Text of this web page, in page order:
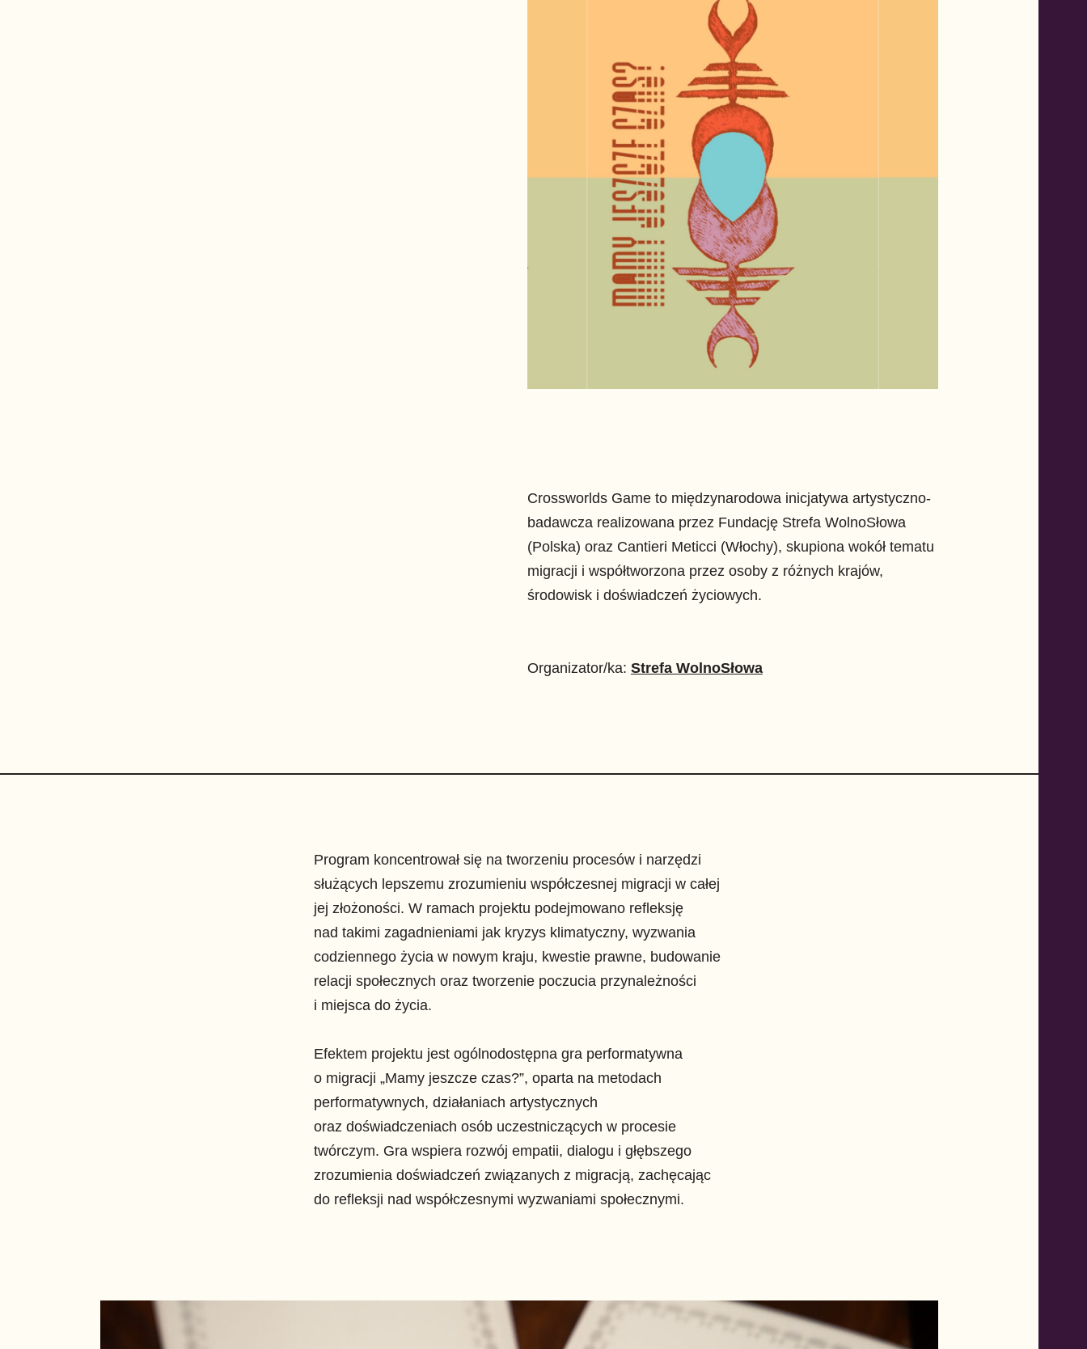
Crossworlds Game to międzynarodowa inicjatywa artystyczno-
badawcza realizowana przez Fundację Strefa WolnoSłowa
(Polska) oraz Cantieri Meticci (Włochy), skupiona wokół tematu
migracji i współtworzona przez osoby z różnych krajów,
środowisk i doświadczeń życiowych.
Organizator/ka: Strefa WolnoSłowa
Program koncentrował się na tworzeniu procesów i narzędzi
służących lepszemu zrozumieniu współczesnej migracji w całej
jej złożoności. W ramach projektu podejmowano refleksję
nad takimi zagadnieniami jak kryzys klimatyczny, wyzwania
codziennego życia w nowym kraju, kwestie prawne, budowanie
relacji społecznych oraz tworzenie poczucia przynależności
i miejsca do życia.
Efektem projektu jest ogólnodostępna gra performatywna
o migracji „Mamy jeszcze czas?”, oparta na metodach
performatywnych, działaniach artystycznych
oraz doświadczeniach osób uczestniczących w procesie
twórczym. Gra wspiera rozwój empatii, dialogu i głębszego
zrozumienia doświadczeń związanych z migracją, zachęcając
do refleksji nad współczesnymi wyzwaniami społecznymi.